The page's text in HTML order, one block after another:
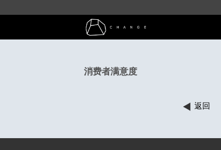
消费者满意度
返回